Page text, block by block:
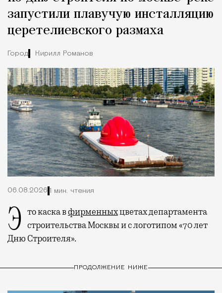
запустили плавучую инсталляцию
церетелиевского размаха
Город Кирилл Романов
06.08.2026 1 мин. чтения
Это каска вфирменныхцветах департамента
строительства Москвы и с логотипом «70 лет
Дню Строителя».
ПРОДОЛЖЕНИЕ НИЖЕ